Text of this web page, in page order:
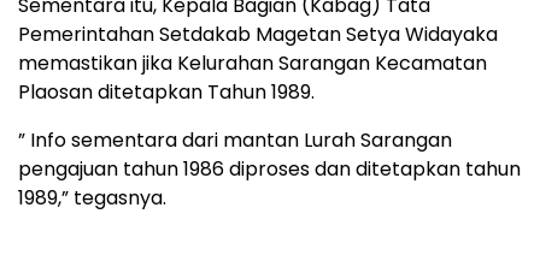
Sementara itu, Kepala Bagian (Kabag) Tata
Pemerintahan Setdakab Magetan Setya Widayaka
memastikan jika Kelurahan Sarangan Kecamatan
Plaosan ditetapkan Tahun 1989.
” Info sementara dari mantan Lurah Sarangan
pengajuan tahun 1986 diproses dan ditetapkan tahun
1989,” tegasnya.